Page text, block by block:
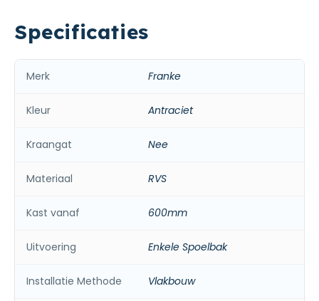
Specificaties
Merk Franke
Kleur Antraciet
Kraangat Nee
Materiaal RVS
Kast vanaf 600mm
Uitvoering Enkele Spoelbak
Installatie Methode Vlakbouw